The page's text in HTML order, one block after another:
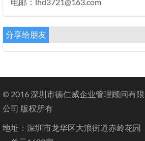
分享给朋友
© 2016 深圳市德仁威企业管理顾问有限
公司 版权所有
地址：深圳市龙华区大浪街道赤岭花园